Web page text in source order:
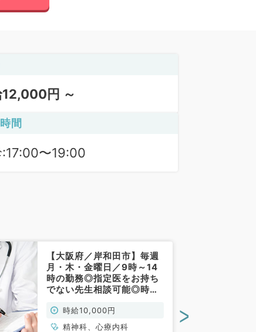
12,000円 ～
間
〜19:00
【大阪府／岸和田市】毎週
月・木・金曜日／9時～14
時の勤務◎指定医をお持ち
でない先生相談可能◎時給1
です（精神科／非常勤）
時給10,000円
精神科、心療内科
>